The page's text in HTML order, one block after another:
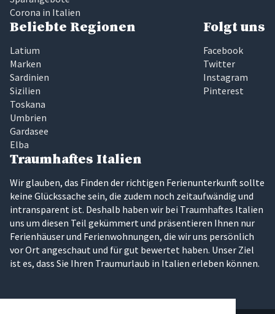
Corona in Italien
Beliebte Regionen
Latium
Marken
Sardinien
Sizilien
Toskana
Umbrien
Gardasee
Elba
Folgt uns
Facebook
Twitter
Instagram
Pinterest
Traumhaftes Italien
Wir glauben, das Finden der richtigen Ferienunterkunft sollte
keine Glückssache sein, die zudem noch zeitaufwändig und
intransparent ist. Deshalb haben wir bei Traumhaftes Italien
uns um diesen Teil gekümmert und präsentieren Ihnen nur
Ferienhäuser und Ferienwohnungen, die wir uns persönlich
vor Ort angeschaut und für gut bewertet haben. Unser Ziel
ist es, dass Sie Ihren Traumurlaub in Italien erleben können.